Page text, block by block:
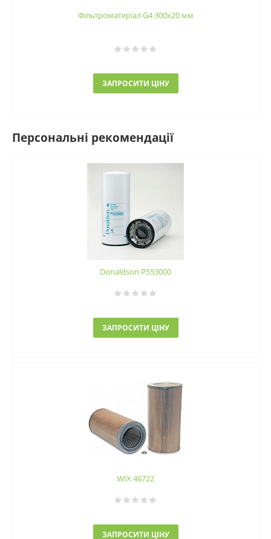
Фільтроматеріал G4 300x20 мм
ЗАПРОСИТИ ЦІНУ
Персональні рекомендації
Donaldson P553000
ЗАПРОСИТИ ЦІНУ
WIX 46722
ЗАПРОСИТИ ЦІНУ